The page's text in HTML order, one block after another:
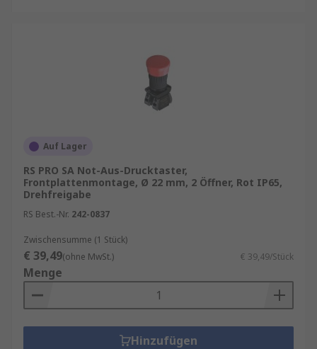
Auf Lager
RS PRO SA Not-Aus-Drucktaster,
Frontplattenmontage, Ø 22 mm, 2 Öffner, Rot IP65,
Drehfreigabe
RS Best.-Nr. 242-0837
Zwischensumme (1 Stück)
€ 39,49(ohne MwSt.) € 39,49/Stück
Menge
Hinzufügen